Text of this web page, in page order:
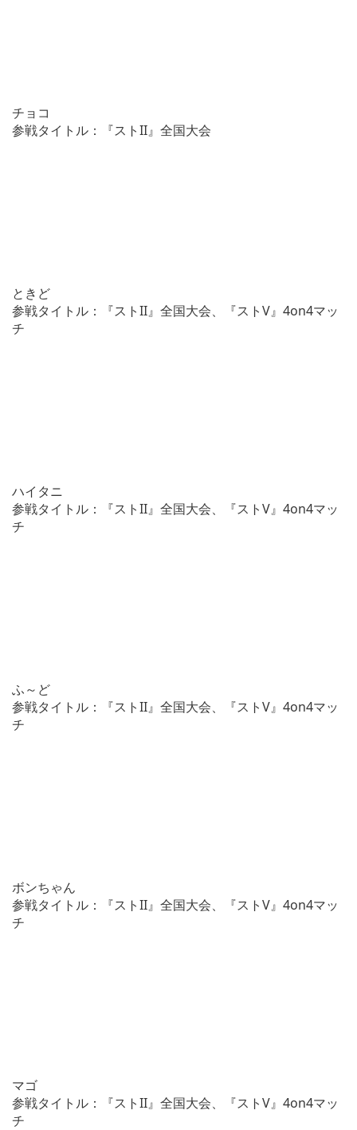
チョコ
参戦タイトル：『ストII』全国大会
ときど
参戦タイトル：『ストII』全国大会、『ストV』4on4マッ
チ
ハイタニ
参戦タイトル：『ストII』全国大会、『ストV』4on4マッ
チ
ふ～ど
参戦タイトル：『ストII』全国大会、『ストV』4on4マッ
チ
ボンちゃん
参戦タイトル：『ストII』全国大会、『ストV』4on4マッ
チ
マゴ
参戦タイトル：『ストII』全国大会、『ストV』4on4マッ
チ